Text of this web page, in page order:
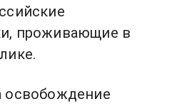
проживающие в
освобождение